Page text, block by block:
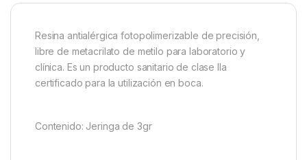
Resina antialérgica fotopolimerizable de precisión,
libre de metacrilato de metilo para laboratorio y
clínica. Es un producto sanitario de clase IIa
certificado para la utilización en boca.
Contenido: Jeringa de 3gr